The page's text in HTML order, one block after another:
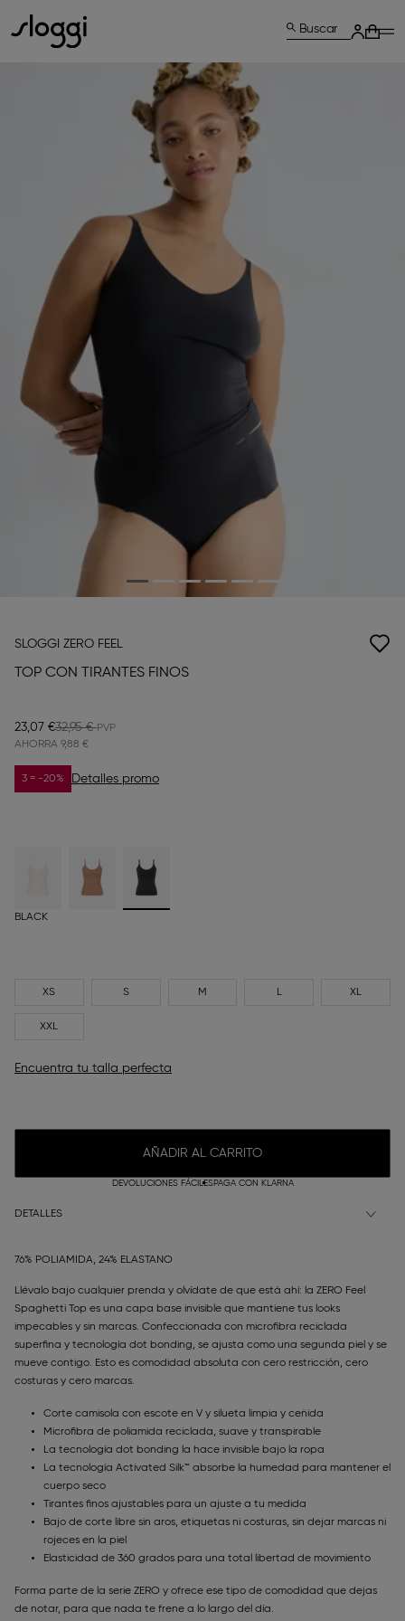
Buscar
SLOGGI ZERO FEEL
TOP CON TIRANTES FINOS
23,07 €32,95 €
AHORRA 9,88 €
3 = -20% Detalles promo
BLACK
XS S M L XL
XXL
Encuentra tu talla perfecta
AÑADIR AL CARRITO
DEVOLUCIONES FÁCILESPAGA CON KLARNA
DETALLES
76% POLIAMIDA, 24% ELASTANO
Llévalo bajo cualquier prenda y olvídate de que está ahí: la ZERO Feel
Spaghetti Top es una capa base invisible que mantiene tus looks
impecables y sin marcas. Confeccionada con microfibra reciclada
superfina y tecnología dot bonding, se ajusta como una segunda piel y se
mueve contigo. Esto es comodidad absoluta con cero restricción, cero
costuras y cero marcas.
Corte camisola con escote en V y silueta limpia y ceñida
Microfibra de poliamida reciclada, suave y transpirable
La tecnología dot bonding la hace invisible bajo la ropa
La tecnología Activated Silk™ absorbe la humedad para mantener el
cuerpo seco
Tirantes finos ajustables para un ajuste a tu medida
Bajo de corte libre sin aros, etiquetas ni costuras, sin dejar marcas ni
rojeces en la piel
Elasticidad de 360 grados para una total libertad de movimiento
Forma parte de la serie ZERO y ofrece ese tipo de comodidad que dejas
de notar, para que nada te frene a lo largo del día.